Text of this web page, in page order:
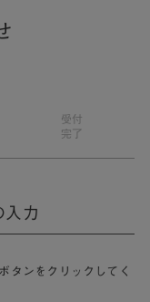
受付
完了
入力
タンをクリックしてく